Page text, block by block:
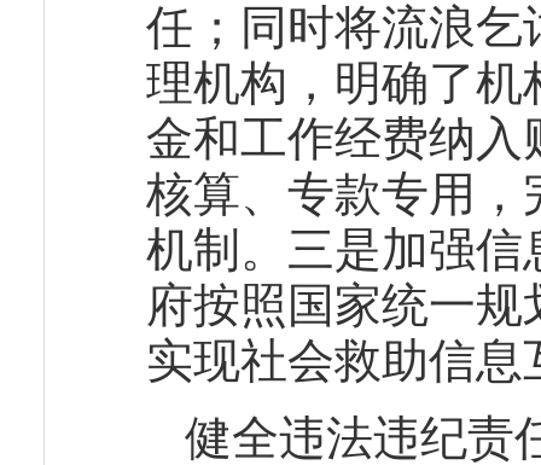
任；同时将流浪
理机构，明确了
金和工作经费纳
核算、专款专用
机制。三是加强
府按照国家统一
实现社会救助信
健全违法违纪责